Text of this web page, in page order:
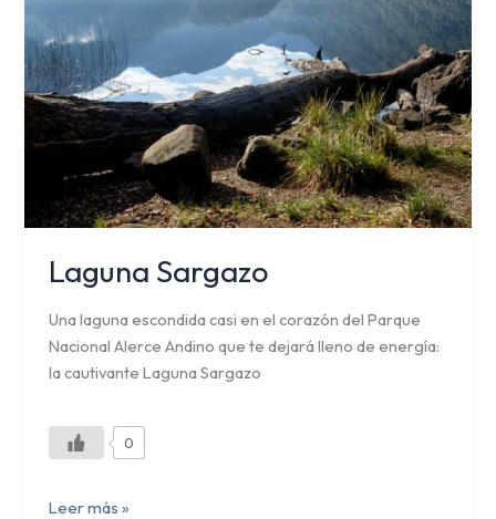
Laguna Sargazo
Una laguna escondida casi en el corazón del Parque
Nacional Alerce Andino que te dejará lleno de energía:
la cautivante Laguna Sargazo
0
Leer más »